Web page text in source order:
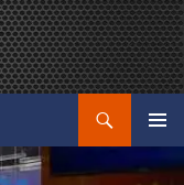
MENI